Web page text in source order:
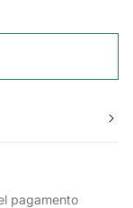
pagamento